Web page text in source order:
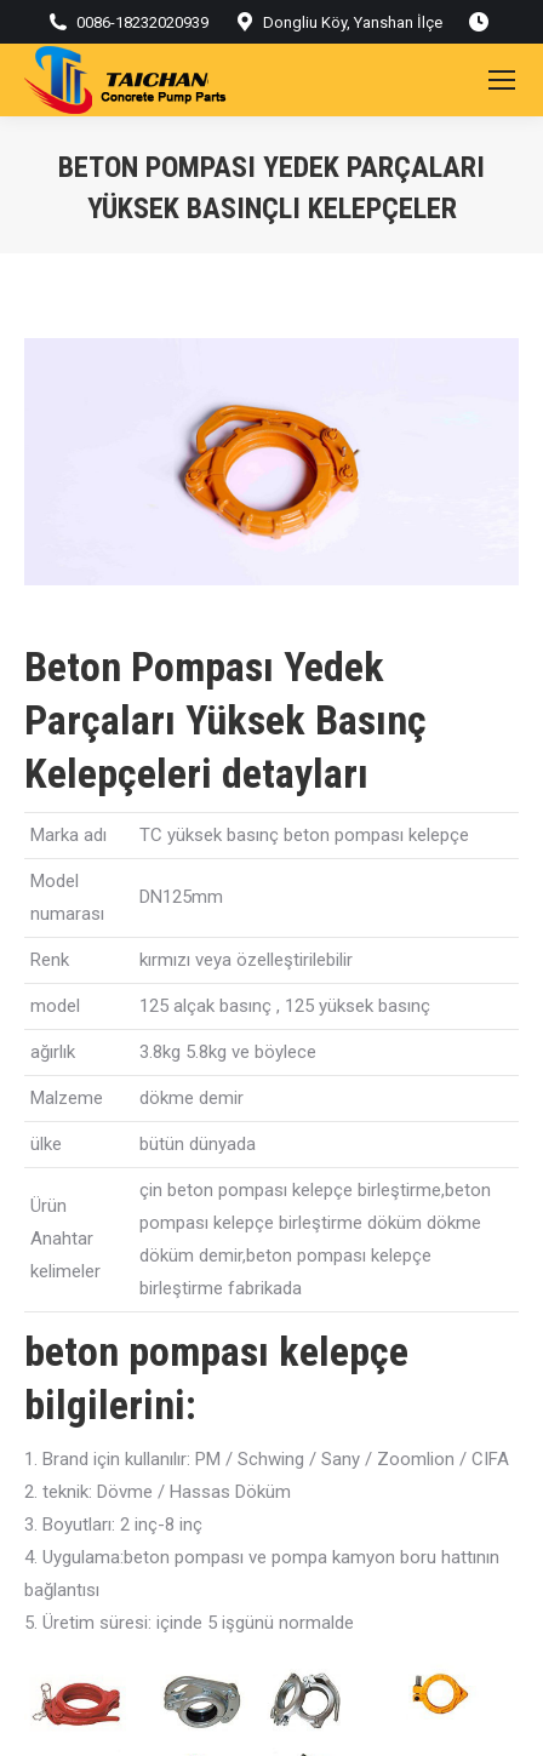
0086-18232020939 Dongliu Köy, Yanshan İlçe
BETON POMPASI YEDEK PARÇALARI
YÜKSEK BASINÇLI KELEPÇELER
Beton Pompası Yedek
Parçaları Yüksek Basınç
Kelepçeleri detayları
Marka adı TC yüksek basınç beton pompası kelepçe
Model
numarası
DN125mm
Renk kırmızı veya özelleştirilebilir
model 125 alçak basınç , 125 yüksek basınç
ağırlık 3.8kg 5.8kg ve böylece
Malzeme dökme demir
ülke bütün dünyada
Ürün
Anahtar
kelimeler
çin beton pompası kelepçe birleştirme,beton
pompası kelepçe birleştirme döküm dökme
döküm demir,beton pompası kelepçe
birleştirme fabrikada
beton pompası kelepçe
bilgilerini:
1. Brand için kullanılır: PM / Schwing / Sany / Zoomlion / CIFA
2. teknik: Dövme / Hassas Döküm
3. Boyutları: 2 inç-8 inç
4. Uygulama:beton pompası ve pompa kamyon boru hattının
bağlantısı
5. Üretim süresi: içinde 5 işgünü normalde